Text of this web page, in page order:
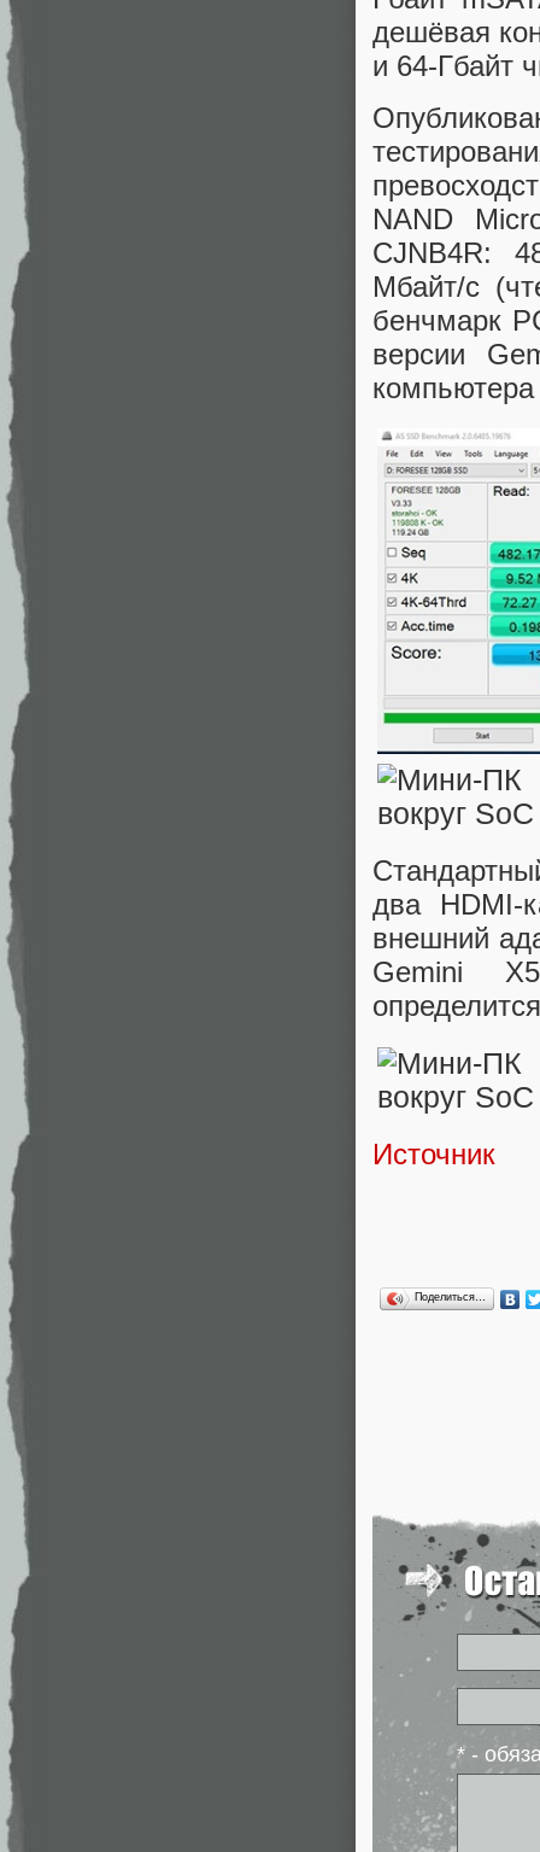
дешёвая
и 64-Гбайт
NAND
CJNB4R:
Мбайт/с
бенчмарк
версии
два HDMI-
внешний
Gemini
Источник
Поделиться…
* -